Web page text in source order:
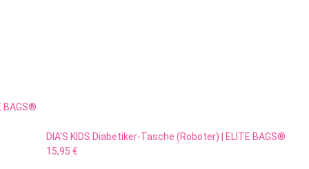
BAGS®
DIA'S KIDS Diabetiker-Tasche (Roboter) | ELITE BAGS®
15,95 €